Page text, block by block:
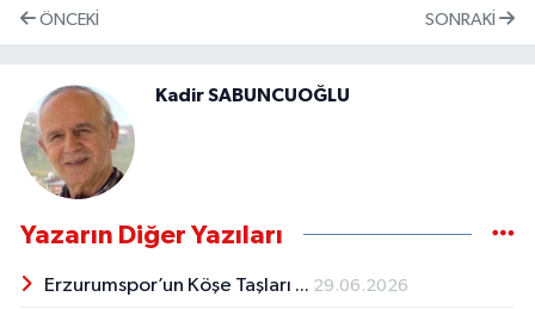
ÖNCEKI SONRAKI
Kadir SABUNCUOĞLU
Yazarın Diğer Yazıları
Erzurumspor’un Köşe Taşları ... 29.06.2026